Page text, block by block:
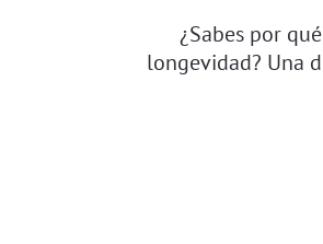
¿Sabes por
longevidad? Una